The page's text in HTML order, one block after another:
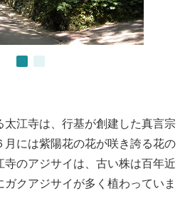
江寺は、行基が創建した真言宗
には紫陽花の花が咲き誇る花の
のアジサイは、古い株は百年近
クアジサイが多く植わっていま